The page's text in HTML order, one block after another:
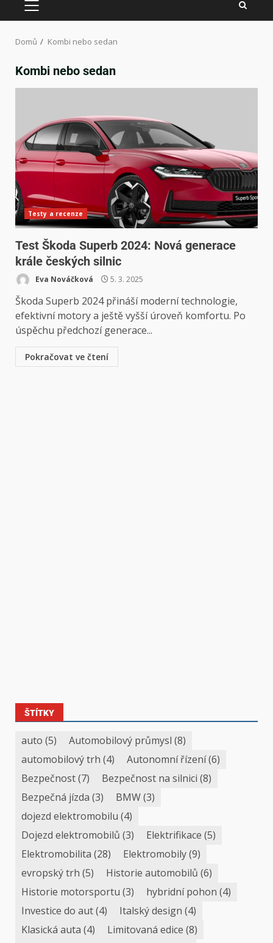
Domů Kombi nebo sedan
Kombi nebo sedan
Testy a recenze
Test Škoda Superb 2024: Nová generace
krále českých silnic
Eva Nováčková 5. 3. 2025
Škoda Superb 2024 přináší moderní technologie,
efektivní motory a ještě vyšší úroveň komfortu. Po
úspěchu předchozí generace...
Pokračovat ve čtení
ŠTÍTKY
auto (5) Automobilový průmysl (8)
automobilový trh (4) Autonomní řízení(6)
Bezpečnost(7) Bezpečnost na silnici (8)
Bezpečná jízda (3) BMW(3)
dojezd elektromobilu (4)
Dojezd elektromobilů (3) Elektrifikace (5)
Elektromobilita (28) Elektromobily(9)
evropský trh (5) Historie automobilů (6)
Historie motorsportu (3) hybridní pohon (4)
Investice do aut(4) Italský design (4)
Klasická auta (4) Limitovaná edice (8)